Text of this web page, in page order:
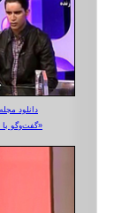
دانلود
گفت‌وگو با «صالحی» و «ساوه‌ای»